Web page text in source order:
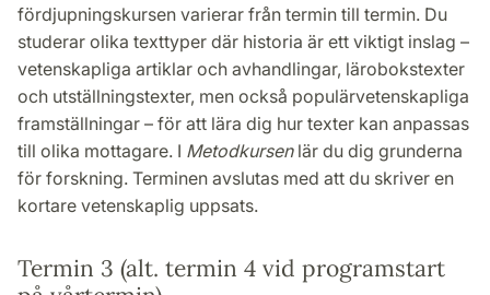
fördjupningskursen varierar från termin till termin. Du
studerar olika texttyper där historia är ett viktigt inslag –
vetenskapliga artiklar och avhandlingar, lärobokstexter
och utställningstexter, men också populärvetenskapliga
framställningar – för att lära dig hur texter kan anpassas
till olika mottagare. I Metodkursen lär du dig grunderna
för forskning. Terminen avslutas med att du skriver en
kortare vetenskaplig uppsats.
Termin 3 (alt. termin 4 vid programstart